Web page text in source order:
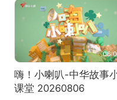
嗨！小喇叭-中华故事
课堂 20260806